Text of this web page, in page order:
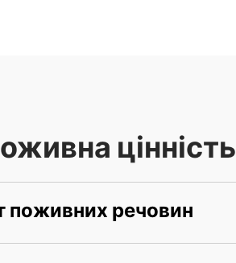
цінність
поживних речовин